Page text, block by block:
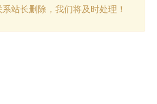
站长删除，我们将及时处理！